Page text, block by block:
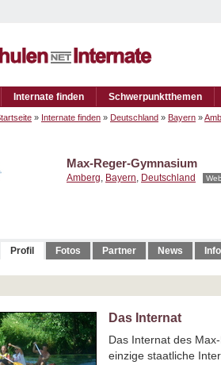
Internate finden Schwerpunktthemen
» Internate finden » Deutschland » Bayern »
Max-Reger-Gymnasium
Amberg, Bayern, Deutschland
Profil Fotos Partner News
Das Internat
Das Internat des
einzige staatliche